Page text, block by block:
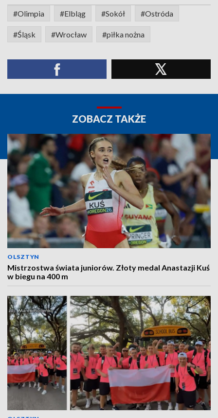
#Olimpia #Elbląg #Sokół #Ostróda
#Śląsk #Wrocław #piłka nożna
ZOBACZ TAKŻE
OLSZTYN
Mistrzostwa świata juniorów. Złoty medal Anastazji Kuś
w biegu na 400 m